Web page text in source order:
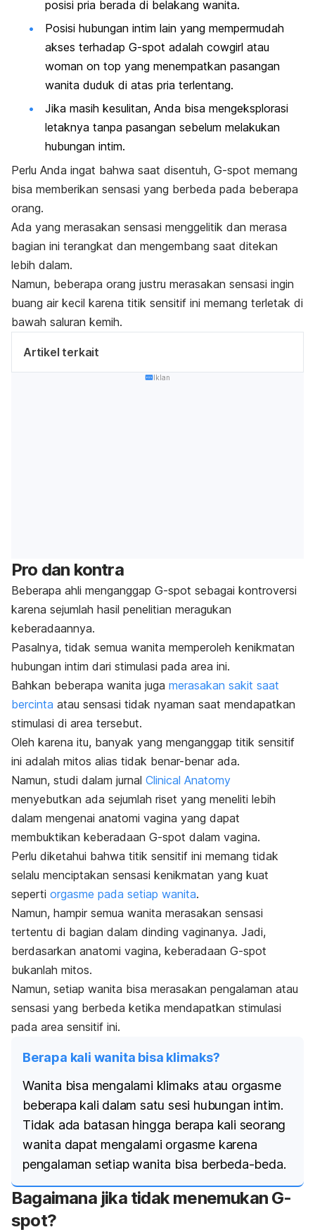
posisi pria berada di belakang wanita.
Posisi hubungan intim lain yang mempermudah
akses terhadap G-spot adalah cowgirl atau
woman on top yang menempatkan pasangan
wanita duduk di atas pria terlentang.
Jika masih kesulitan, Anda bisa mengeksplorasi
letaknya tanpa pasangan sebelum melakukan
hubungan intim.
Perlu Anda ingat bahwa saat disentuh, G-spot memang
bisa memberikan sensasi yang berbeda pada beberapa
orang.
Ada yang merasakan sensasi menggelitik dan merasa
bagian ini terangkat dan mengembang saat ditekan
lebih dalam.
Namun, beberapa orang justru merasakan sensasi ingin
buang air kecil karena titik sensitif ini memang terletak di
bawah saluran kemih.
Artikel terkait
Iklan
Pro dan kontra
Beberapa ahli menganggap G-spot sebagai kontroversi
karena sejumlah hasil penelitian meragukan
keberadaannya.
Pasalnya, tidak semua wanita memperoleh kenikmatan
hubungan intim dari stimulasi pada area ini.
Bahkan beberapa wanita juga merasakan sakit saat
bercinta atau sensasi tidak nyaman saat mendapatkan
stimulasi di area tersebut.
Oleh karena itu, banyak yang menganggap titik sensitif
ini adalah mitos alias tidak benar-benar ada.
Namun, studi dalam jurnal Clinical Anatomy
menyebutkan ada sejumlah riset yang meneliti lebih
dalam mengenai anatomi vagina yang dapat
membuktikan keberadaan G-spot dalam vagina.
Perlu diketahui bahwa titik sensitif ini memang tidak
selalu menciptakan sensasi kenikmatan yang kuat
seperti orgasme pada setiap wanita.
Namun, hampir semua wanita merasakan sensasi
tertentu di bagian dalam dinding vaginanya. Jadi,
berdasarkan anatomi vagina, keberadaan G-spot
bukanlah mitos.
Namun, setiap wanita bisa merasakan pengalaman atau
sensasi yang berbeda ketika mendapatkan stimulasi
pada area sensitif ini.
Berapa kali wanita bisa klimaks?
Wanita bisa mengalami klimaks atau orgasme
beberapa kali dalam satu sesi hubungan intim.
Tidak ada batasan hingga berapa kali seorang
wanita dapat mengalami orgasme karena
pengalaman setiap wanita bisa berbeda-beda.
Bagaimana jika tidak menemukan G-
spot?